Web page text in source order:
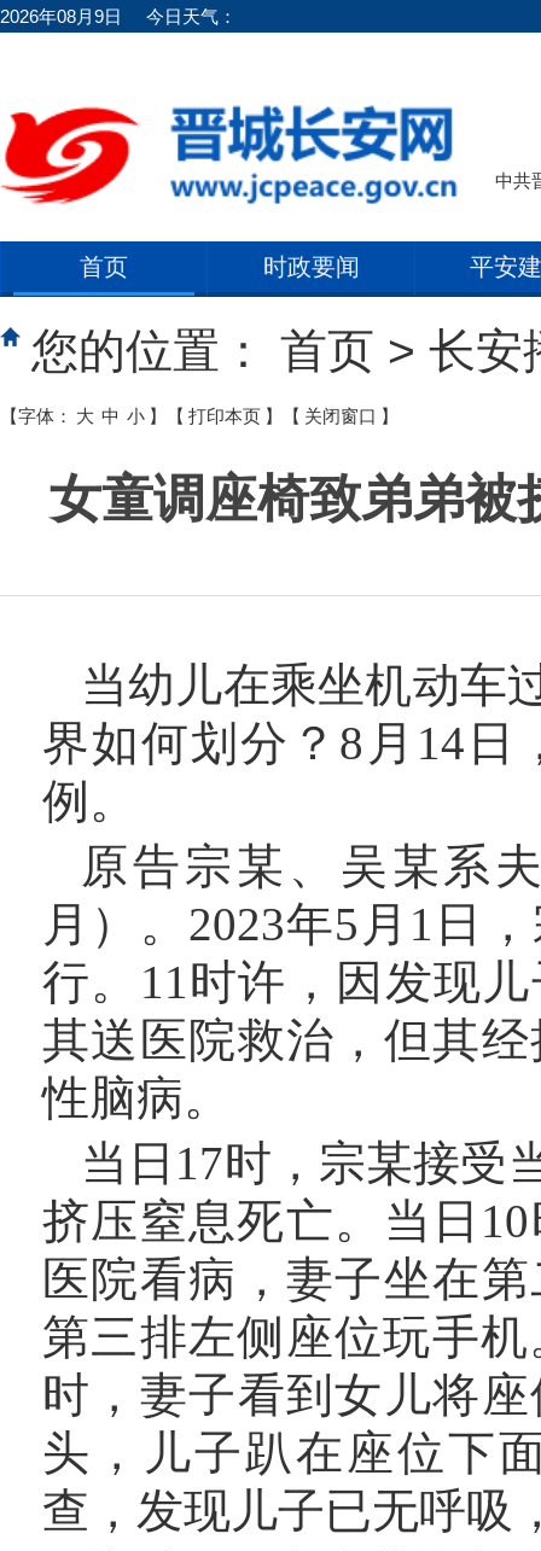
2026年08月9日 今日天气：
中共
首页 时政要闻 平安
您的位置： 首页 > 长安
【字体： 大 中 小 】 【 打印本页 】 【 关闭窗口 】
女童调座椅致弟弟被
当幼儿在乘坐机动车
界如何划分？ 8月14日
例。
原告宗某、吴某系
月）。2023年5月1日
行。11时许，因发现
其送医院救治，但其
性脑病。
当日17时，宗某接受
挤压窒息死亡。当日
医院看病，妻子坐在
第三排左侧座位玩手
时，妻子看到女儿将
头，儿子趴在座位下
查，发现儿子已无呼吸